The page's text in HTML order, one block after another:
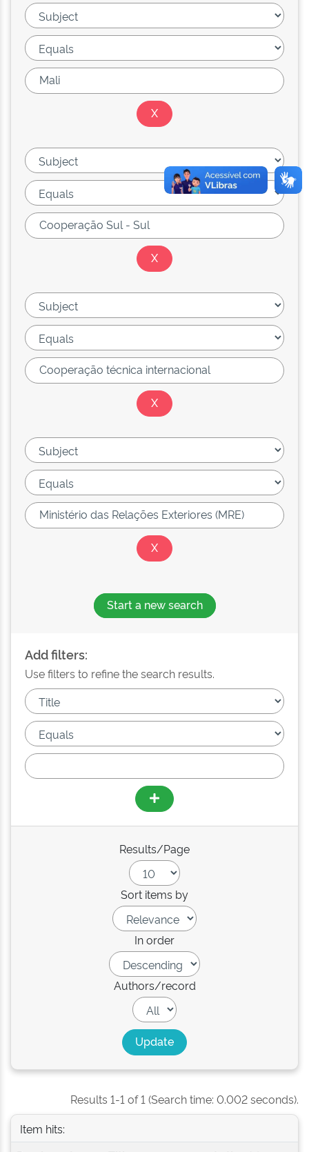
Start a new search
Add filters:
Use filters to refine the search results.
Results/Page
Sort items by
In order
Authors/record
Results 1-1 of 1 (Search time: 0.002 seconds).
Item hits: